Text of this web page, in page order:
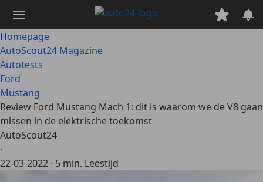
naar
hoofdinhoud
Homepage
AutoScout24 Magazine
Autotests
Ford
Mustang
Review Ford Mustang Mach 1: dit is waarom we de V8 gaan
missen in de elektrische toekomst
AutoScout24
·
22-03-2022 · 5 min. Leestijd